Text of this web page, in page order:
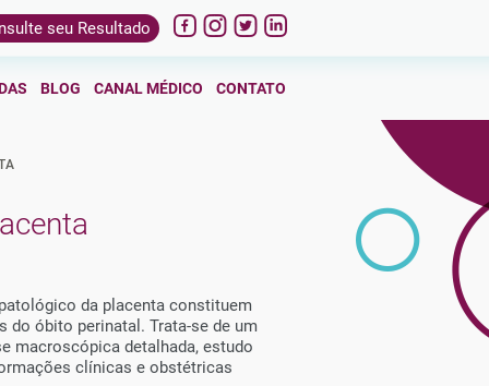
sáb 8:00 às 12:00h
seu Resultado
BLOG CANAL MÉDICO CONTATO
da placenta constituem
do óbito perinatal. Trata-se de um
macroscópica detalhada, estudo
clínicas e obstétricas